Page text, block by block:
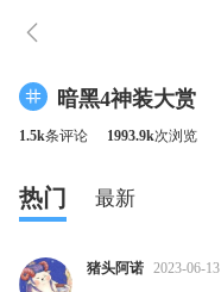
暗黑4神装大赏
1.5k条评论 1993.9k次浏览
热门 最新
猪头阿诺 2023-06-13